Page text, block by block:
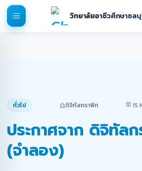
วิทยาลัยอาชีวศึกษาชล
ทั่วไป ดิจิทัลกราฟิก 15
ประกาศจาก ดิจิทัล
(จำลอง)